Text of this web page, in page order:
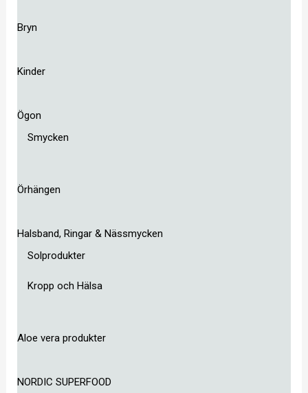
Bryn
Kinder
Ögon
Smycken
Örhängen
Halsband, Ringar & Nässmycken
Solprodukter
Kropp och Hälsa
Aloe vera produkter
NORDIC SUPERFOOD